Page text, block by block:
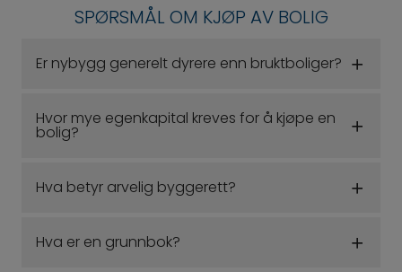
SPØRSMÅL OM KJØP AV BOLIG
Er nybygg generelt dyrere enn bruktboliger?
Hvor mye egenkapital kreves for å kjøpe en
bolig?
Hva betyr arvelig byggerett?
Hva er en grunnbok?